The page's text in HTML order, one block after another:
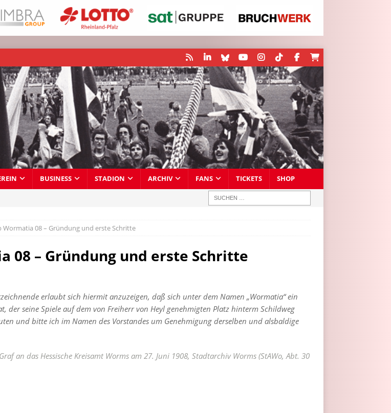
BUSINESS STADION ARCHIV FANS TICKETS SHOP
Wormatia 08 – Gründung und erste Schritte
08 – Gründung und erste Schritte
erlaubt sich hiermit anzuzeigen, daß sich unter dem Namen „Wormatia“ ein
der seine Spiele auf dem von Freiherr von Heyl genehmigten Platz hinterm Schildweg
und bitte ich im Namen des Vorstandes um Genehmigung derselben und alsbaldige
an das Hessische Kreisamt Worms am 27. Juni 1908, Stadtarchiv Worms (StAWo, Abt. 30